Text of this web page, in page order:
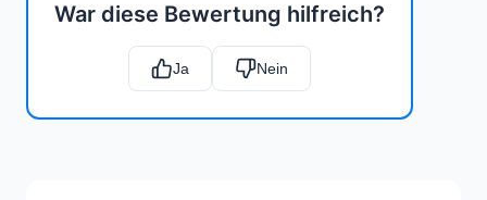
War diese Bewertung hilfreich?
Ja Nein